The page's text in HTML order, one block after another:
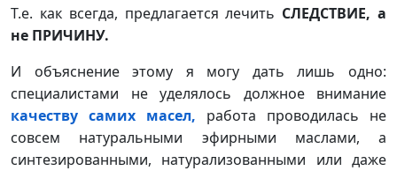
Т.е. как всегда, предлагается лечить СЛЕДСТВИЕ, а
не ПРИЧИНУ.
И объяснение этому я могу дать лишь одно:
специалистами не уделялось должное внимание
качеству самих масел, работа проводилась не
совсем натуральными эфирными маслами, а
синтезированными, натурализованными или даже